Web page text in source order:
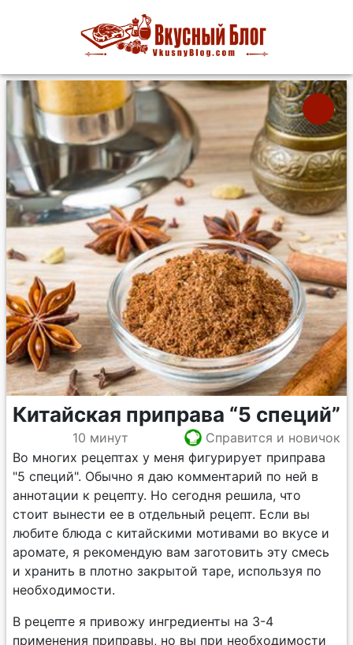
Китайская приправа “5 специй”
10 минут
Справится и новичок
Во многих рецептах у меня фигурирует приправа
"5 специй". Обычно я даю комментарий по ней в
аннотации к рецепту. Но сегодня решила, что
стоит вынести ее в отдельный рецепт. Если вы
любите блюда с китайскими мотивами во вкусе и
аромате, я рекомендую вам заготовить эту смесь
и хранить в плотно закрытой таре, используя по
необходимости.
В рецепте я привожу ингредиенты на 3-4
применения приправы, но вы при необходимости